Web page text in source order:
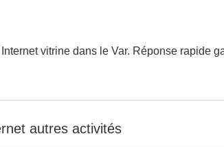
vitrine dans le Var. Réponse rapide
autres activités